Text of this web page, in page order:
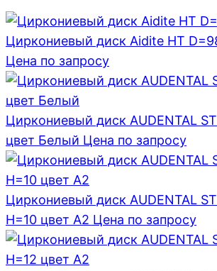
Циркониевый диск Aidite HT
Цена по запросу
Циркониевый диск AUDENTAL
цвет Белый Цена по запросу
Циркониевый диск AUDENTAL
H=10 цвет A2 Цена по запросу